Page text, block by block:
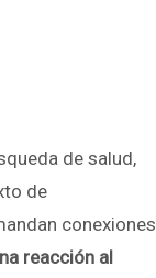
de salud,
de
conexiones
reacción al